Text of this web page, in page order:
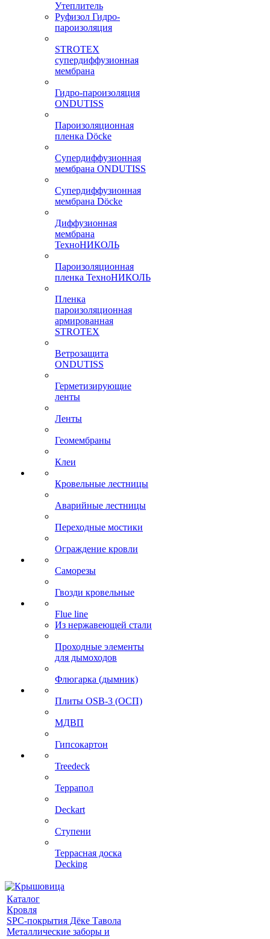
Утеплитель
Руфизол Гидро-
пароизоляция
STROTEX
супердиффузионная
мембрана
Гидро-пароизоляция
ONDUTISS
Пароизоляционная
пленка Döcke
Супердиффузионная
мембрана ONDUTISS
Супердиффузионная
мембрана Döcke
Диффузионная
мембрана
ТехноНИКОЛЬ
Пароизоляционная
пленка ТехноНИКОЛЬ
Пленка
пароизоляционная
армированная
STROTEX
Ветрозащита
ONDUTISS
Герметизирующие
ленты
Ленты
Геомембраны
Клеи
Кровельные лестницы
Аварийные лестницы
Переходные мостики
Ограждение кровли
Саморезы
Гвозди кровельные
Flue line
Из нержавеющей стали
Проходные элементы
для дымоходов
Флюгарка (дымник)
Плиты OSB-3 (ОСП)
МДВП
Гипсокартон
Treedeck
Террапол
Deckart
Ступени
Террасная доска
Decking
Каталог
Кровля
SPC-покрытия Дёке Тавола
Металлические заборы и